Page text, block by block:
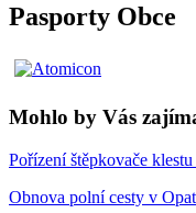
Pasporty Obce
Mohlo by Vás
Pořízení štěpkovače
Obnova polní cesty v